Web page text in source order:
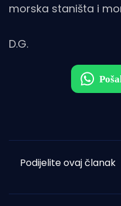
morska staništa i
D.G.
Podijelite ovaj članak